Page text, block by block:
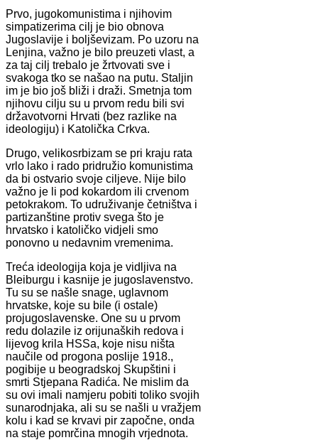
Prvo, jugokomunistima i njihovim
simpatizerima cilj je bio obnova
Jugoslavije i boljševizam. Po uzoru na
Lenjina, važno je bilo preuzeti vlast, a
za taj cilj trebalo je žrtvovati sve i
svakoga tko se našao na putu. Staljin
im je bio još bliži i draži. Smetnja tom
njihovu cilju su u prvom redu bili svi
državotvorni Hrvati (bez razlike na
ideologiju) i Katolička Crkva.
Drugo, velikosrbizam se pri kraju rata
vrlo lako i rado pridružio komunistima
da bi ostvario svoje ciljeve. Nije bilo
važno je li pod kokardom ili crvenom
petokrakom. To udruživanje četništva i
partizanštine protiv svega što je
hrvatsko i katoličko vidjeli smo
ponovno u nedavnim vremenima.
Treća ideologija koja je vidljiva na
Bleiburgu i kasnije je jugoslavenstvo.
Tu su se našle snage, uglavnom
hrvatske, koje su bile (i ostale)
projugoslavenske. One su u prvom
redu dolazile iz orijunaških redova i
lijevog krila HSSa, koje nisu ništa
naučile od progona poslije 1918.,
pogibije u beogradskoj Skupštini i
smrti Stjepana Radića. Ne mislim da
su ovi imali namjeru pobiti toliko svojih
sunarodnjaka, ali su se našli u vražjem
kolu i kad se krvavi pir započne, onda
na staje pomrčina mnogih vrjednota.